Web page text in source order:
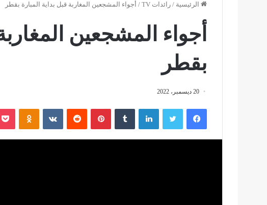
الرئيسية / رائدات TV / أجواء المشجعين المغاربة قبل بداية المبارة بقطر
أجواء المشجعين
بقطر
20 ديسمبر، 2022
فيسبوك تويتر لينكدإن بينتيريست